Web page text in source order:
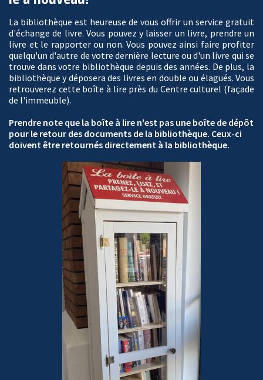
La bibliothèque est heureuse de vous offrir un service gratuit
d'échange de livre. Vous pouvez y laisser un livre, prendre un
livre et le rapporter ou non. Vous pouvez ainsi faire profiter
quelqu'un d'autre de votre dernière lecture ou d'un livre qui se
trouve dans votre bibliothèque depuis des années. De plus, la
bibliothèque y déposera des livres en double ou élagués. Vous
retrouverez cette boîte à lire près du Centre culturel (façade
de l'immeuble).
Prendre note que la boîte à lire n'est pas une boîte de dépôt
pour le retour des documents de la bibliothèque. Ceux-ci
doivent être retournés directement à la bibliothèque.